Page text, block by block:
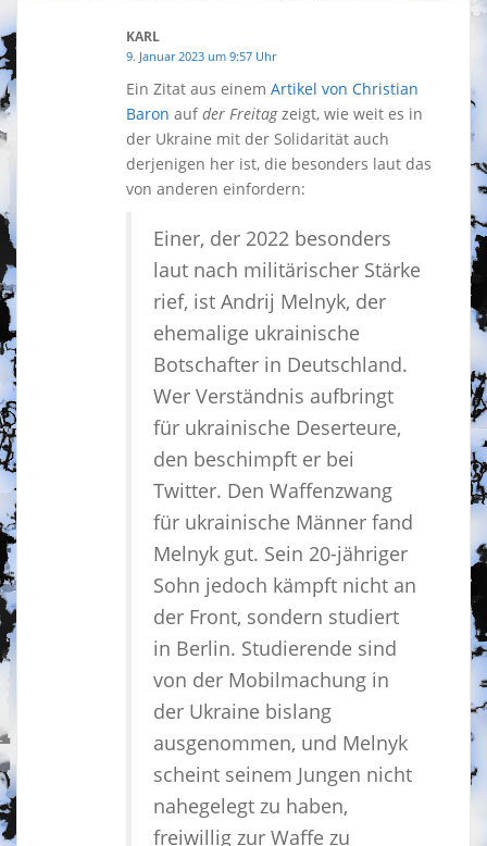
KARL
9. Januar 2023 um 9:57 Uhr
Ein Zitat aus einem Artikel von Christian
Baron aufder Freitagzeigt, wie weit es in
der Ukraine mit der Solidarität auch
derjenigen her ist, die besonders laut das
von anderen einfordern:
Einer, der 2022 besonders
laut nach militärischer Stärke
rief, ist Andrij Melnyk, der
ehemalige ukrainische
Botschafter in Deutschland.
Wer Verständnis aufbringt
für ukrainische Deserteure,
den beschimpft er bei
Twitter. Den Waffenzwang
für ukrainische Männer fand
Melnyk gut. Sein 20-jähriger
Sohn jedoch kämpft nicht an
der Front, sondern studiert
in Berlin. Studierende sind
von der Mobilmachung in
der Ukraine bislang
ausgenommen, und Melnyk
scheint seinem Jungen nicht
nahegelegt zu haben,
freiwillig zur Waffe zu